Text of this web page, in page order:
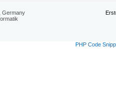
Germany
PHP Code